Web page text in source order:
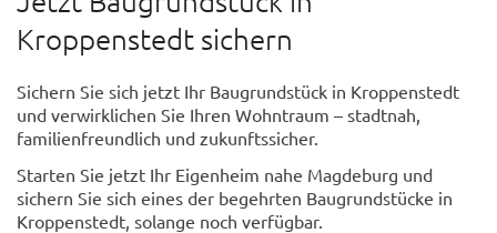
Kroppenstedt sichern
Sichern Sie sich jetzt Ihr Baugrundstück in Kroppenstedt
und verwirklichen Sie Ihren Wohntraum – stadtnah,
familienfreundlich und zukunftssicher.
Starten Sie jetzt Ihr Eigenheim nahe Magdeburg und
sichern Sie sich eines der begehrten Baugrundstücke in
Kroppenstedt, solange noch verfügbar.